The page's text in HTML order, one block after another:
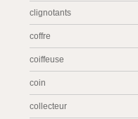
clignotants
coffre
coiffeuse
coin
collecteur